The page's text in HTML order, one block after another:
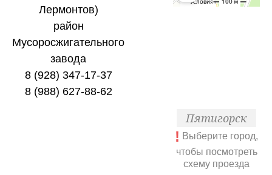
Лермонтов)
район
Мусоросжигательного
завода
8 (928) 347-17-37
8 (988) 627-88-62
Пятигорск
! Выберите город,
чтобы посмотреть
схему проезда